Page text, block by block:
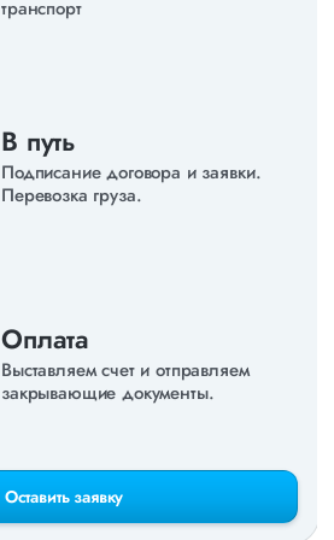
транспорт
В путь
Подписание договора и заявки.
Перевозка груза.
Оплата
Выставляем счет и отправляем
закрывающие документы.
Оставить заявку